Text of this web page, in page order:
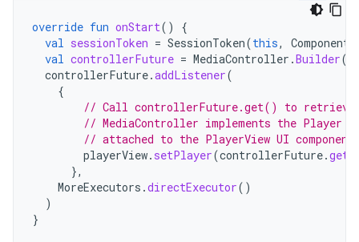
override fun onStart()
{
val sessionToken = SessionToken(this,
val controllerFuture = MediaController .Builder(
controllerFuture.addListener(
{
// Call controllerFuture.get() to retrieve
// MediaController implements the Player
// attached to the PlayerView UI
playerView. setPlayer(controllerFuture.get
},
MoreExecutors .directExecutor()
)
}